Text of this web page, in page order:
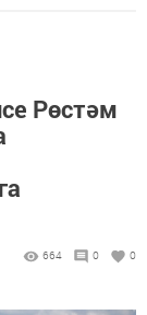
Рөстәм
664 0 0